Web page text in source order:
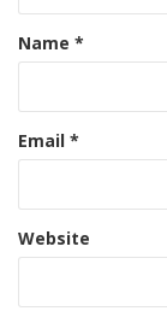
Name *
Email *
Website